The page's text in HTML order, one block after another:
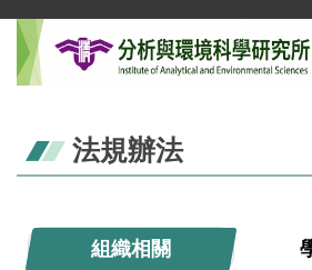
跳
到
主
法規辦法
組織相關